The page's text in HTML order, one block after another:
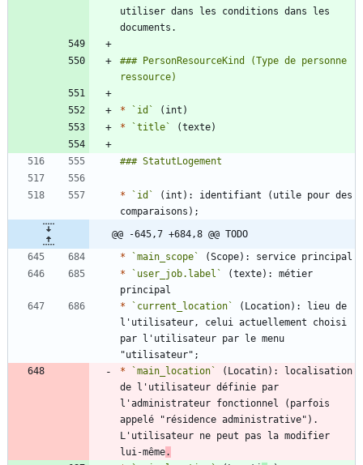
utiliser dans les conditions dans les
### PersonResourceKind (Type de personne
* `id`
*
`title`
* `id`
(int): identifiant (utile pour des
@@ -645,7 +684,8 @@ TODO
*
`main_scope`
*
`user_job.label`
(texte): métier
*
`current_location`
(Location): lieu de
l'utilisateur, celui actuellement choisi
par l'utilisateur par le menu
*
`main_location`
(Locatin): localisation
de l'utilisateur définie par
l'administrateur fonctionnel (parfois
appelé "résidence administrative").
L'utilisateur ne peut pas la modifier
lui-même.